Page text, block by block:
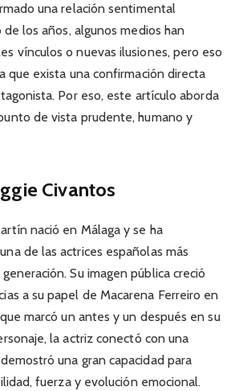
una relación sentimental
los años, algunos medios han
vínculos o nuevas ilusiones, pero eso
que exista una confirmación directa
Por eso, este artículo aborda
de vista prudente, humano y
Civantos
nació en Málaga y se ha
de las actrices españolas más
Su imagen pública creció
a su papel de Macarena Ferreiro en
marcó un antes y un después en su
la actriz conectó con una
una gran capacidad para
fuerza y evolución emocional.